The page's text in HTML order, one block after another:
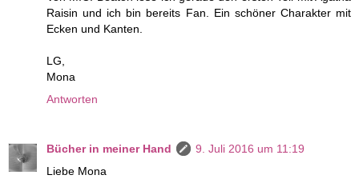
Raisin und ich bin bereits Fan. Ein schöner Charakter mit
Ecken und Kanten.
LG,
Mona
Antworten
Bücher in meiner Hand
9. Juli 2016 um 11:19
Liebe Mona